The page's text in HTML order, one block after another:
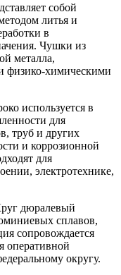
собой
литья и
в
Чушки из
металла,
физико-химическими
используется в
для
труб и других
и коррозионной
для
электротехнике,
дюралевый
сплавов,
сопровождается
оперативной
округу.